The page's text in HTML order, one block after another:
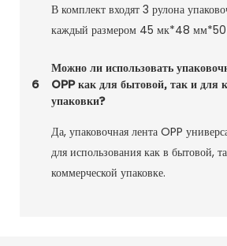
В комплект входят 3 рулона
каждый размером 45 мк*48
6
Можно ли использовать
OPP как для бытовой, так и для
упаковки?
Да, упаковочная лента OPP
для использования как в бытовой,
коммерческой упаковке.